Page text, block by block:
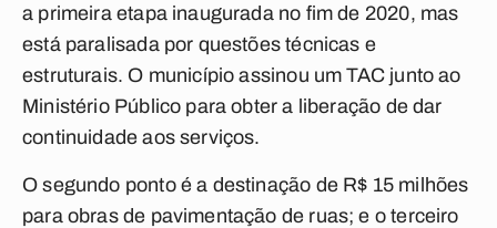
a primeira etapa inaugurada no fim de 2020, mas
está paralisada por questões técnicas e
estruturais. O município assinou um TAC junto ao
Ministério Público para obter a liberação de dar
continuidade aos serviços.
O segundo ponto é a destinação de R$ 15 milhões
para obras de pavimentação de ruas; e o terceiro